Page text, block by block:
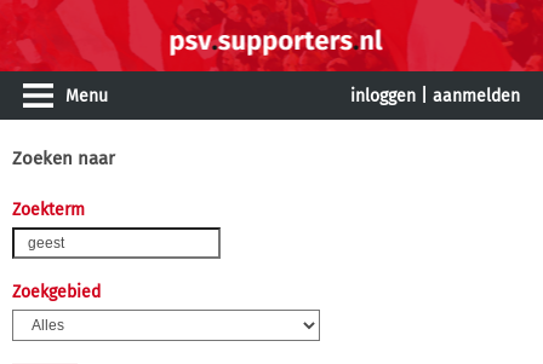
Menu inloggen aanmelden
Zoeken naar
Zoekterm
Zoekgebied